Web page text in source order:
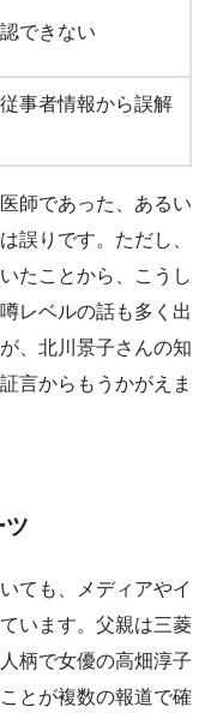
できない
事者情報から誤解
師であった、あるい
誤りです。ただし、
たことから、こうし
レベルの話も多く出
、北川景子さんの知
言からもうかがえま
ツ
ても、メディアやイ
います。父親は三菱
柄で女優の高畑淳子
とが複数の報道で確